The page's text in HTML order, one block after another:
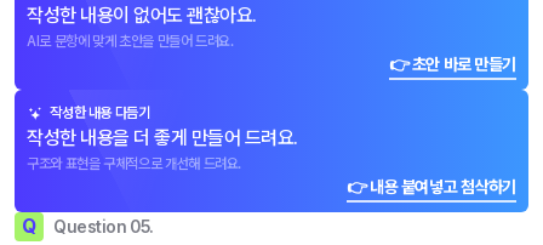
작성한 내용이 없어도 괜찮아요.
AI로 문항에 맞게 초안을 만들어 드려요.
👉 초안 바로 만들기
작성한 내용 다듬기
작성한 내용을 더 좋게 만들어 드려요.
구조와 표현을 구체적으로 개선해 드려요.
👉 내용 붙여넣고 첨삭하기
Q Question 05.